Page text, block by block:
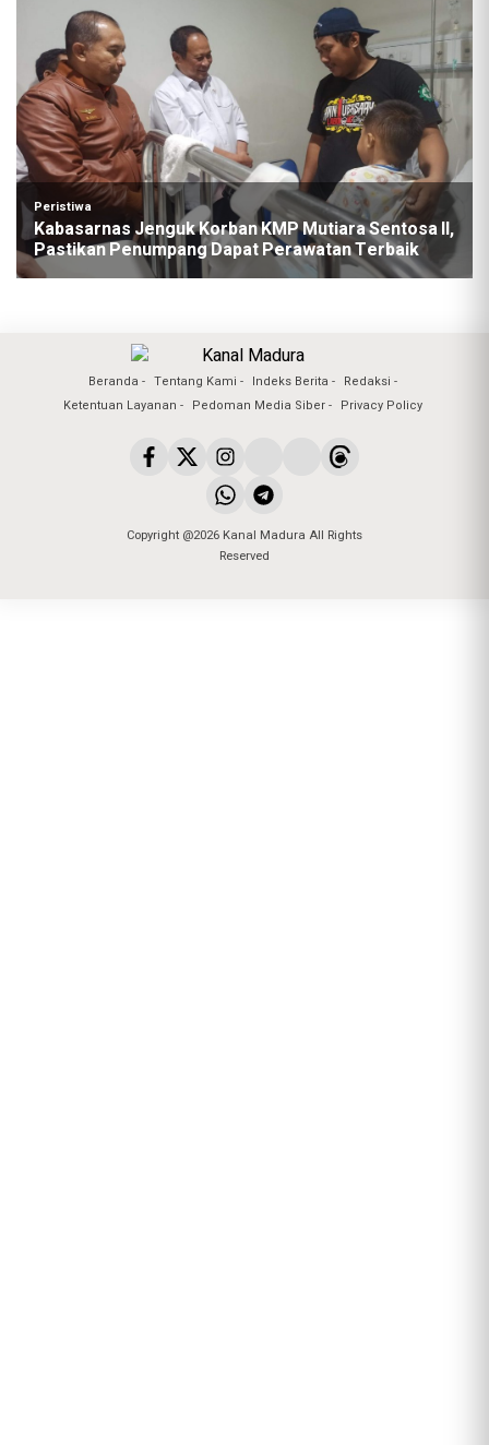
Peristiwa
Kabasarnas Jenguk Korban KMP Mutiara Sentosa II,
Pastikan Penumpang Dapat Perawatan Terbaik
Beranda Tentang Kami Indeks Berita
Redaksi
Ketentuan Layanan
Pedoman Media Siber Privacy Policy
Copyright @2026 Kanal Madura All Rights
Reserved